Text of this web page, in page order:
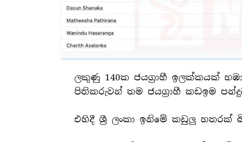
ලකුණු 140ක ජයග්‍රාහී ඉලක්කයක්
පිතිකරුවන් තම ජයග්‍රාහී කඩඉම
එහිදී ශ්‍රී ලංකා ඉනිමේ කඩුලු හතරක්